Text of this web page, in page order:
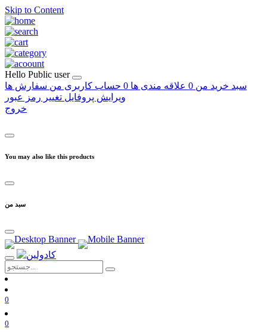
Skip to Content
Hello Public user
سبد خرید من 0 علاقه مندی ها 0 حساب کاربری من سفارش ها
ویرایش پروفایل تغییر رمز عبور
خروج
You may also like this products
سبد من
0
0